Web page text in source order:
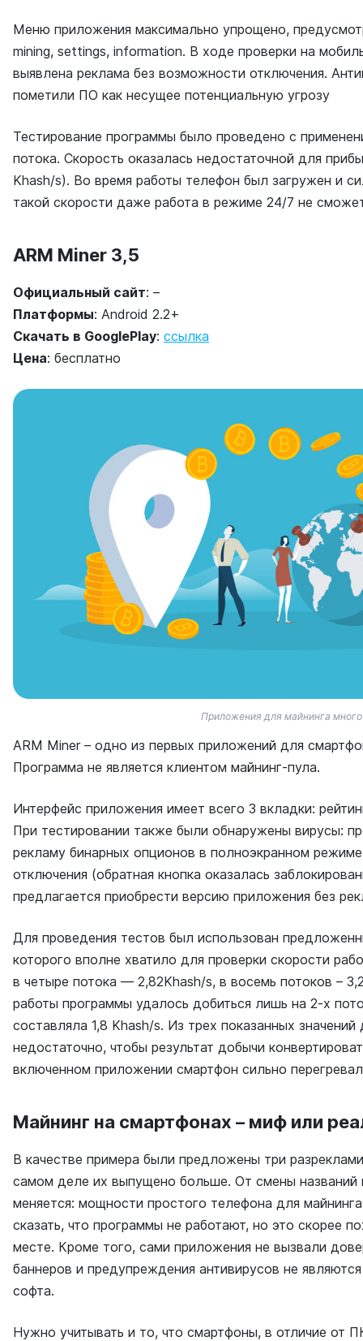
Меню приложения максимально упрощено,
mining, settings, information. В ходе проверки на
выявлена реклама без возможности отключения.
пометили ПО как несущее потенциальную угрозу
Тестирование программы было проведено с
потока. Скорость оказалась недостаточной для
Khash/s). Во время работы телефон был загружен и
такой скорости даже работа в режиме 24/7 не
ARM Miner 3,5
Официальный сайт: –
Платформы: Android 2.2+
Скачать в GooglePlay: ссылка
Цена: бесплатно
Приложения для майнинга
ARM Miner – одно из первых приложений для
Программа не является клиентом майнинг-пула.
Интерфейс приложения имеет всего 3 вкладки:
При тестировании также были обнаружены вирусы:
рекламу бинарных опционов в полноэкранном
отключения (обратная кнопка оказалась
предлагается приобрести версию приложения без
Для проведения тестов был использован
которого вполне хватило для проверки скорости
в четыре потока — 2,82Khash/s, в восемь потоков –
работы программы удалось добиться лишь на 2-х
составляла 1,8 Khash/s. Из трех показанных
недостаточно, чтобы результат добычи
включенном приложении смартфон сильно
Майнинг на смартфонах – миф или
В качестве примера были предложены три
самом деле их выпущено больше. От смены
меняется: мощности простого телефона для
сказать, что программы не работают, но это скорее
месте. Кроме того, сами приложения не вызвали
баннеров и предупреждения антивирусов не
софта.
Нужно учитывать и то, что смартфоны, в отличие от